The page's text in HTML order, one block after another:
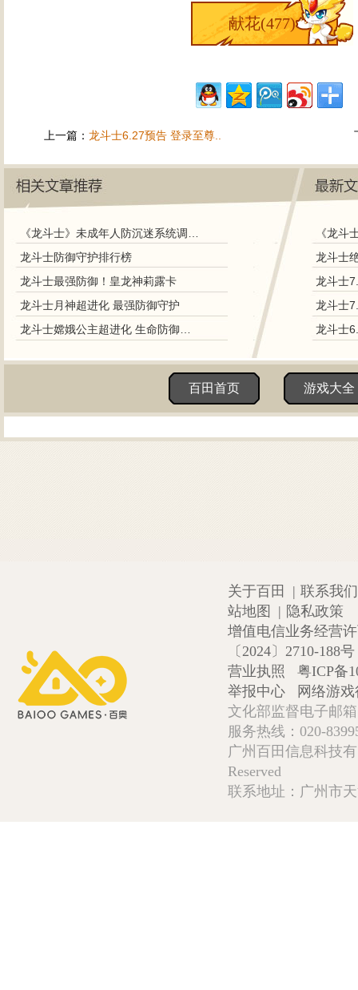
献花(477)
上一篇： 龙斗士6.27预告 登录至尊..
《龙斗士》未成年人防沉迷系统调整说明
龙斗士防御守护排行榜
龙斗士最强防御！皇龙神莉露卡
龙斗士月神超进化 最强防御守护
龙斗士嫦娥公主超进化 生命防御双属性守护
《龙斗
龙斗士
龙斗士
龙斗士
百田首页 游戏大全
关于百田 | 联系我们
站地图
| 隐私政策
增值电信业务经营
〔2024〕2710-188号
营业执照
粤ICP备
举报中心
网络游
文化部监督电子邮
服务热线：020-
广州百田信息科技
Reserved
联系地址：广州市